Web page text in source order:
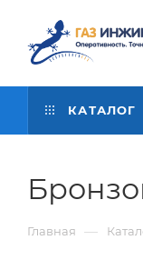
КАТАЛОГ
Главная —